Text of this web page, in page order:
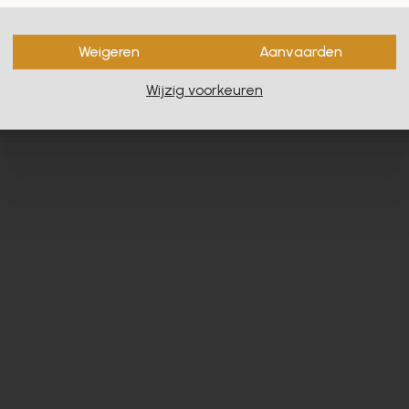
zullen u zeker en vast
Weigeren Aanvaarden
Wijzig voorkeuren